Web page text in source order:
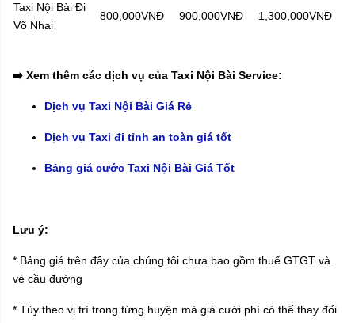
Taxi Nội Bài Đi
Võ Nhai
800,000VNĐ 900,000VNĐ 1,300,000VNĐ
➡️ Xem thêm các dịch vụ của Taxi Nội Bài Service:
Dịch vụ Taxi Nội Bài Giá Rẻ
Dịch vụ Taxi đi tỉnh an toàn giá tốt
Bảng giá cước Taxi Nội Bài Giá Tốt
Lưu ý:
* Bảng giá trên đây của chúng tôi chưa bao gồm thuế GTGT và
vé cầu đường
* Tùy theo vị trí trong từng huyện mà giá cưới phí có thể thay đổi